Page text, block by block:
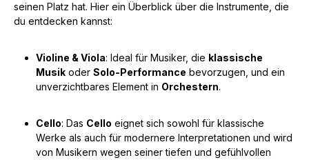
seinen Platz hat. Hier ein Überblick über die Instrumente, die
du entdecken kannst:
Violine & Viola: Ideal für Musiker, die klassische
Musik oder Solo-Performance bevorzugen, und ein
unverzichtbares Element in Orchestern.
Cello: Das Cello eignet sich sowohl für klassische
Werke als auch für modernere Interpretationen und wird
von Musikern wegen seiner tiefen und gefühlvollen